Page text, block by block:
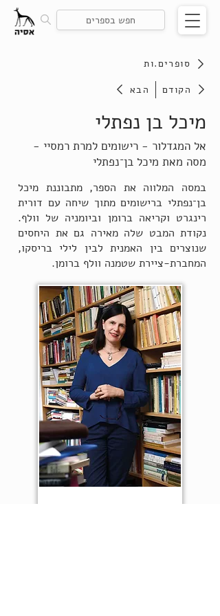
סופרים.ות
הבא
הקודם
מיכל בן נפתלי
אל המגדלור - רישומים למרת רמסיי -
מסה מאת מיכל בן־נפתלי
במסה המלווה את הספר, מתבוננת מיכל
בן־נפתלי ברישומים מתוך שיחה עם דורית
רינגרט וקריאה ברומן וביומניה של וולף.
נקודת המבט שלה מאירה גם את היחסים
שנוצרים בין האמנית לבין לילי בריסקו,
המחברת-ציירת שטמנה וולף ברומן.